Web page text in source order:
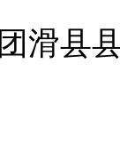
团滑县